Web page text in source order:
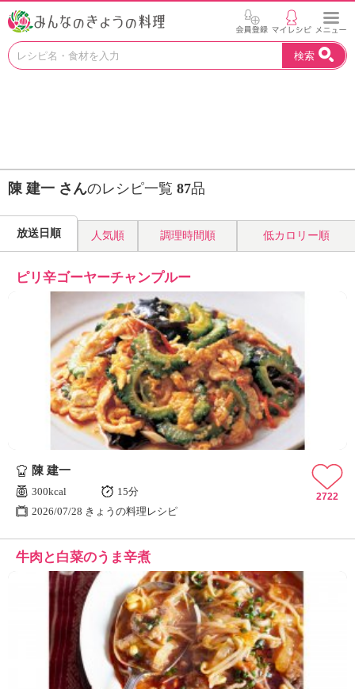
お
見
つ
よ
う
N
H
K
エ
デ
ュ
ケ
ー
シ
ョ
ナ
ん
の
ょ
う
の
料
理
」
検索
陳 建一 さんのレシピ一覧 87品
放送日順 人気順 調理時間順 低カロリー順
ピリ辛ゴーヤーチャンプルー
陳 建一
300kcal
15分
2026/07/28 きょうの料理レシピ
2722
牛肉と白菜のうま辛煮